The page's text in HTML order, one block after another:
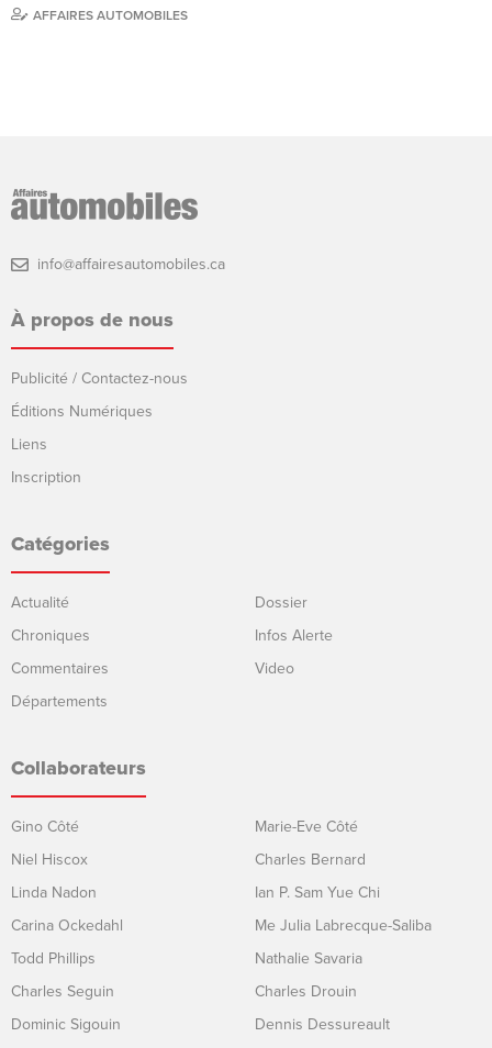
AFFAIRES AUTOMOBILES
info@affairesautomobiles.ca
À propos de nous
Publicité / Contactez-nous
Éditions Numériques
Liens
Inscription
Catégories
Actualité
Chroniques
Commentaires
Départements
Dossier
Infos Alerte
Video
Collaborateurs
Gino Côté
Niel Hiscox
Linda Nadon
Carina Ockedahl
Todd Phillips
Charles Seguin
Dominic Sigouin
Marie-Eve Côté
Charles Bernard
Ian P. Sam Yue Chi
Me Julia Labrecque-Saliba
Nathalie Savaria
Charles Drouin
Dennis Dessureault